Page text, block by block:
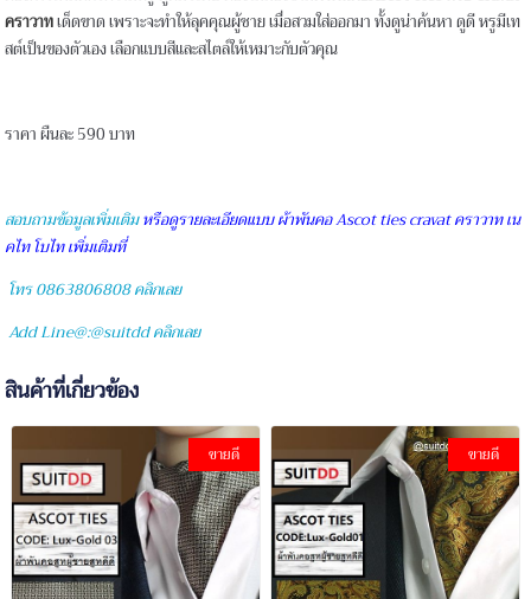
คราวาทเด็ดขาด เพราะจะทำให้ลุคคุณผู้ชาย เมื่อสวมใส่ออกมา ทั้งดูน่าค้นหา ดูดี หรูมีเท
สต์เป็นของตัวเอง เลือกแบบสีและสไตล์ให้เหมาะกับตัวคุณ
ราคา ผืนละ 590 บาท
สอบถามข้อมูลเพิ่มเติมหรือดูรายละเอียดแบบ ผ้าพันคอ Ascot ties cravat คราวาท เน
คไท โบไท เพิ่มเติมที่
โทร 0863806808 คลิกเลย
Add Line@:@suitdd คลิกเลย
สินค้าที่เกี่ยวข้อง
ขายดี ขายดี